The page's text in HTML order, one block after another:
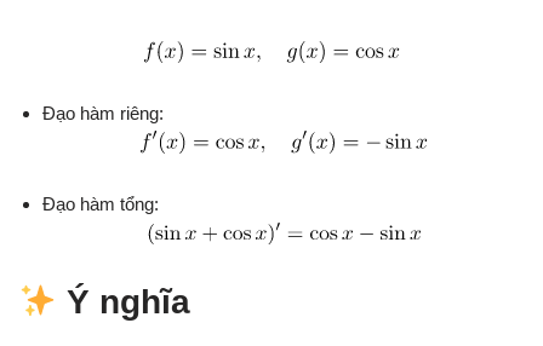
Đạo hàm riêng:
Đạo hàm tổng:
Ý nghĩa